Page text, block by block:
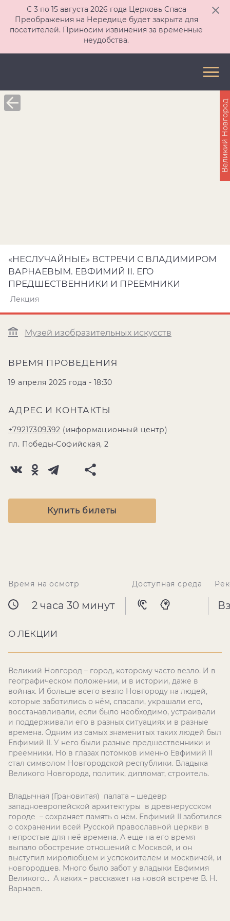
С 3 по 15 августа 2026 года Церковь Спаса
Преображения на Нередице будет закрыта для
посетителей. Приносим извинения за временные
неудобства.
«НЕСЛУЧАЙНЫЕ» ВСТРЕЧИ С ВЛАДИМИРОМ
ВАРНАЕВЫМ. ЕВФИМИЙ II. ЕГО
ПРЕДШЕСТВЕННИКИ И ПРЕЕМНИКИ
Лекция
Музей изобразительных искусств
ВРЕМЯ ПРОВЕДЕНИЯ
19 апреля 2025 года - 18:30
АДРЕС И КОНТАКТЫ
+79217309392 (информационный центр)
пл. Победы-Софийская, 2
Купить билеты
Великий Новгород
Время на осмотр
2 часа 30 минут
Доступная среда
О ЛЕКЦИИ
Великий Новгород – город, которому часто везло. И в
географическом положении, и в истории, даже в
войнах. И больше всего везло Новгороду на людей,
которые заботились о нём, спасали, украшали его,
восстанавливали, если было необходимо, устраивали
и поддерживали его в разных ситуациях и в разные
времена. Одним из самых знаменитых таких людей был
Евфимий II. У него были разные предшественники и
преемники. Но в глазах потомков именно Евфимий II
стал символом Новгородской республики. Владыка
Великого Новгорода, политик, дипломат, строитель.
Владычная (Грановитая) палата – шедевр
западноевропейской архитектуры в древнерусском
городе – сохраняет память о нём. Евфимий II заботился
о сохранении всей Русской православной церкви в
непростые для неё времена. А еще на его время
выпало обострение отношений с Москвой, и он
выступил миролюбцем и успокоителем и москвичей, и
новгородцев. Много было забот у владыки Евфимия
Великого… А каких – расскажет на новой встрече В. Н.
Варнаев.